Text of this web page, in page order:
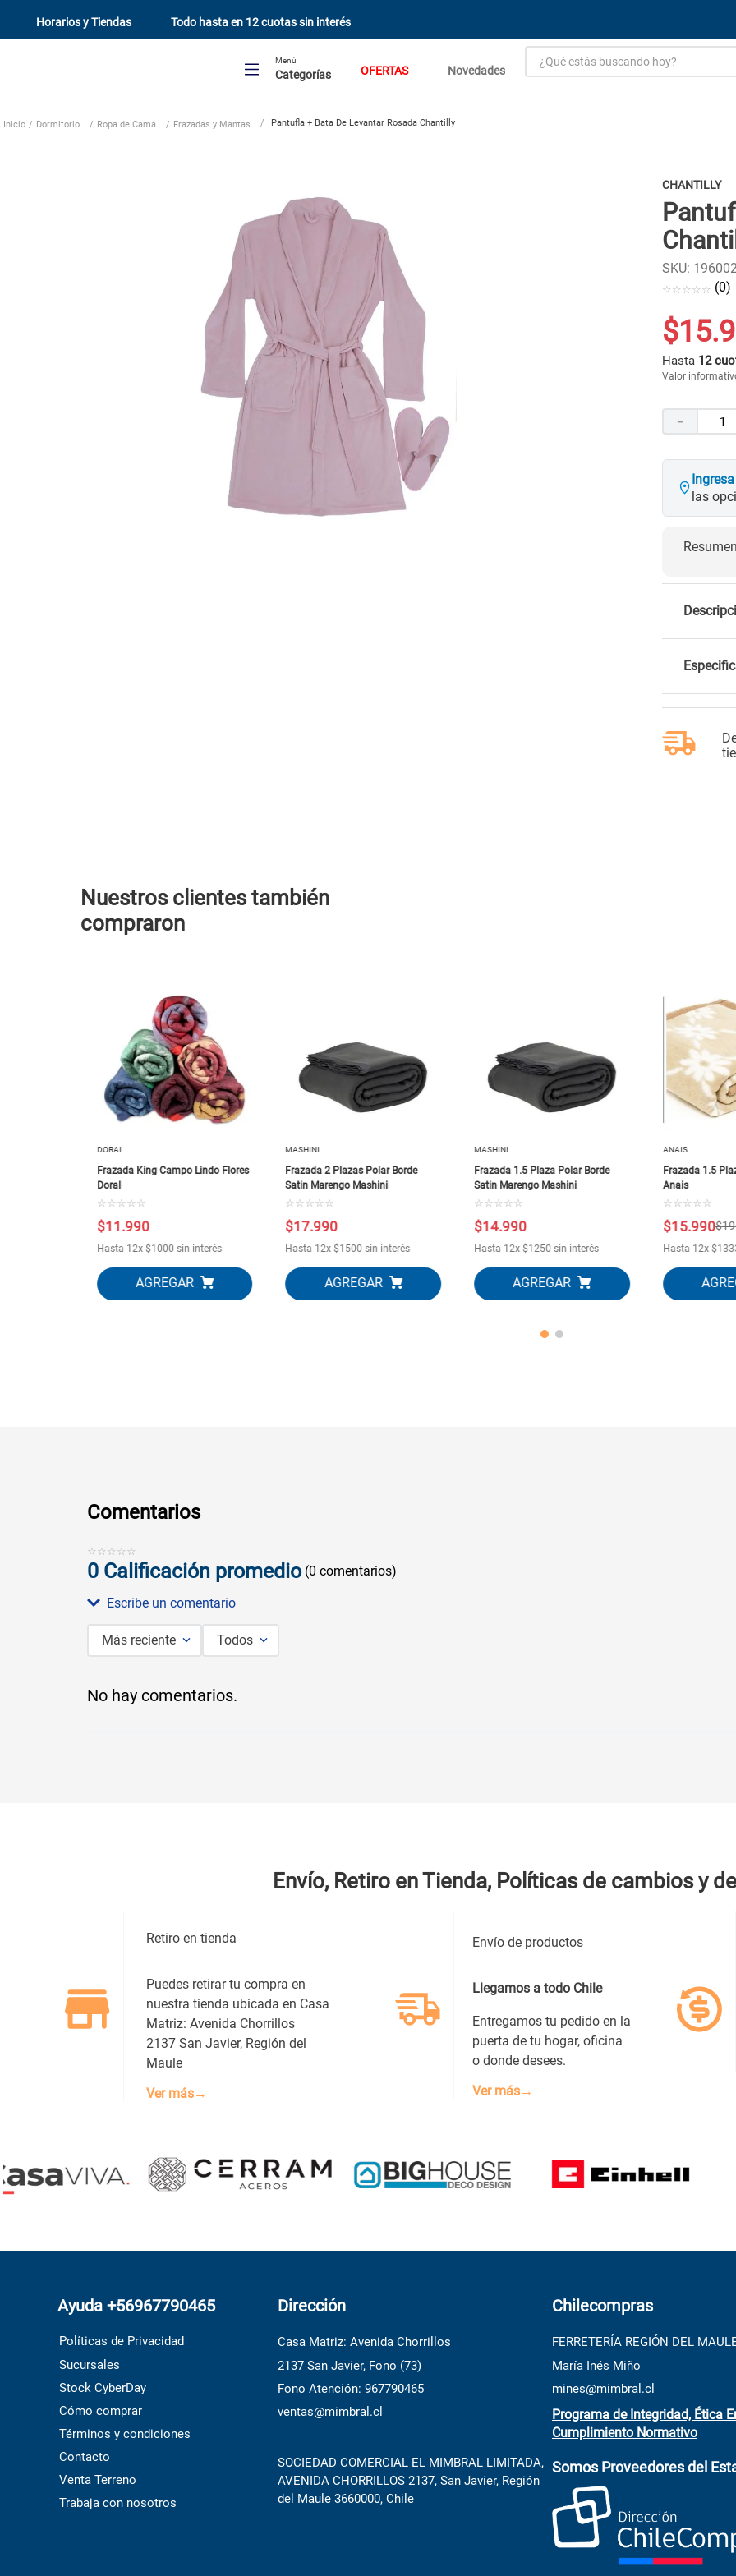
Horarios y Tiendas Todo hasta en 12 cuotas sin interés
Menú
Categorías OFERTAS Novedades
¿Qué estás buscando hoy?
Dormitorio Ropa de Cama Frazadas y Mantas Pantufla + Bata De Levantar Rosada Chantilly
CHANTILLY
SKU:
☆ ☆ ☆ ☆ ☆ (0)
$15.
Hasta 12
Valor
－
las
Nuestros clientes también
compraron
DORAL
Frazada King Campo Lindo Flores
Doral
☆☆☆☆☆
$11.990
Hasta 12x $1000 sin interés
MASHINI
Frazada 2 Plazas Polar Borde
Satin Marengo Mashini
☆☆☆☆☆
$17.990
Hasta 12x $1500 sin interés
MASHINI
Frazada 1.5 Plaza Polar Borde
Satin Marengo Mashini
☆☆☆☆☆
$14.990
Hasta 12x $1250 sin interés
ANAIS
Frazada 1.5
Anais
☆☆☆☆☆
$19
$15.990
Hasta 12x $
Comentarios
☆ ☆ ☆ ☆ ☆
0 Calificación promedio (0 comentarios)
Escribe un comentario
Título
Más reciente Todos
No hay comentarios.
Envío, Retiro en Tienda, Políticas de cambios y
Retiro en tienda
Puedes retirar tu compra en
nuestra tienda ubicada en Casa
Matriz: Avenida Chorrillos
2137 San Javier, Región del
Maule
Ver más→
Envío de productos
Llegamos a todo Chile
Entregamos tu pedido en la
puerta de tu hogar, oficina
o donde desees.
Ver más→
Ayuda +56967790465
Políticas de Privacidad
Sucursales
Stock CyberDay
Cómo comprar
Términos y condiciones
Contacto
Venta Terreno
Trabaja con nosotros
Dirección
Casa Matriz: Avenida Chorrillos
2137 San Javier, Fono (73)
Fono Atención: 967790465
ventas@mimbral.cl
SOCIEDAD COMERCIAL EL MIMBRAL LIMITADA,
AVENIDA CHORRILLOS 2137, San Javier, Región
del Maule 3660000, Chile
Chilecompras
FERRETERÍA REGIÓN DEL
María Inés Miño
mines@mimbral.cl
Programa de Integridad, Ética
Cumplimiento Normativo
Somos Proveedores del